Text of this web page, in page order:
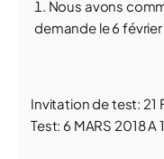
Nous avons
demande le 6 février
Invitation de test: 21
Test: 6 MARS 2018 A